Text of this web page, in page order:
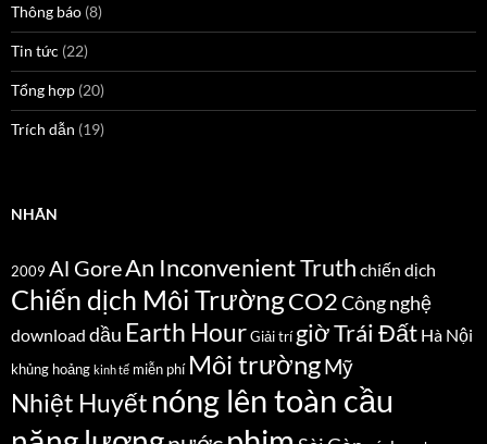
Thông báo (8)
Tin tức (22)
Tổng hợp (20)
Trích dẫn (19)
NHÃN
2009 Al GoreAn Inconvenient Truth chiến dịch
Chiến dịch Môi TrườngCO2Công nghệ
download dầu Earth HourGiải trí giờ Trái Đất Hà Nội
khủng hoảng kinh tế miễn phí Môi trườngMỹ
Nhiệt Huyết nóng lên toàn cầu